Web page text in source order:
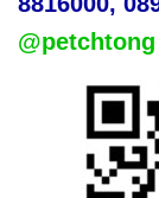
@petchtong